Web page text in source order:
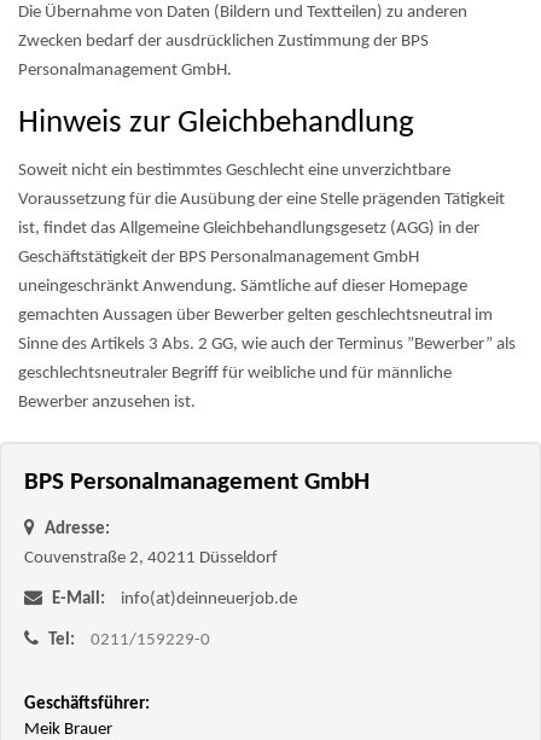
Die Übernahme von Daten (Bildern und Textteilen) zu anderen
Zwecken bedarf der ausdrücklichen Zustimmung der BPS
Personalmanagement GmbH.
Hinweis zur Gleichbehandlung
Soweit nicht ein bestimmtes Geschlecht eine unverzichtbare
Voraussetzung für die Ausübung der eine Stelle prägenden Tätigkeit
ist, findet das Allgemeine Gleichbehandlungsgesetz (AGG) in der
Geschäftstätigkeit der BPS Personalmanagement GmbH
uneingeschränkt Anwendung. Sämtliche auf dieser Homepage
gemachten Aussagen über Bewerber gelten geschlechtsneutral im
Sinne des Artikels 3 Abs. 2 GG, wie auch der Terminus ”Bewerber” als
geschlechtsneutraler Begriff für weibliche und für männliche
Bewerber anzusehen ist.
BPS Personalmanagement GmbH
Adresse:
Couvenstraße 2, 40211 Düsseldorf
E-Mail: info(at)deinneuerjob.de
Tel: 0211/159229-0
Geschäftsführer:
Meik Brauer